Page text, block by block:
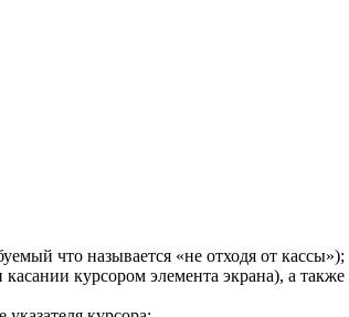
что называется «не отходя от кассы»);
курсором элемента экрана), а